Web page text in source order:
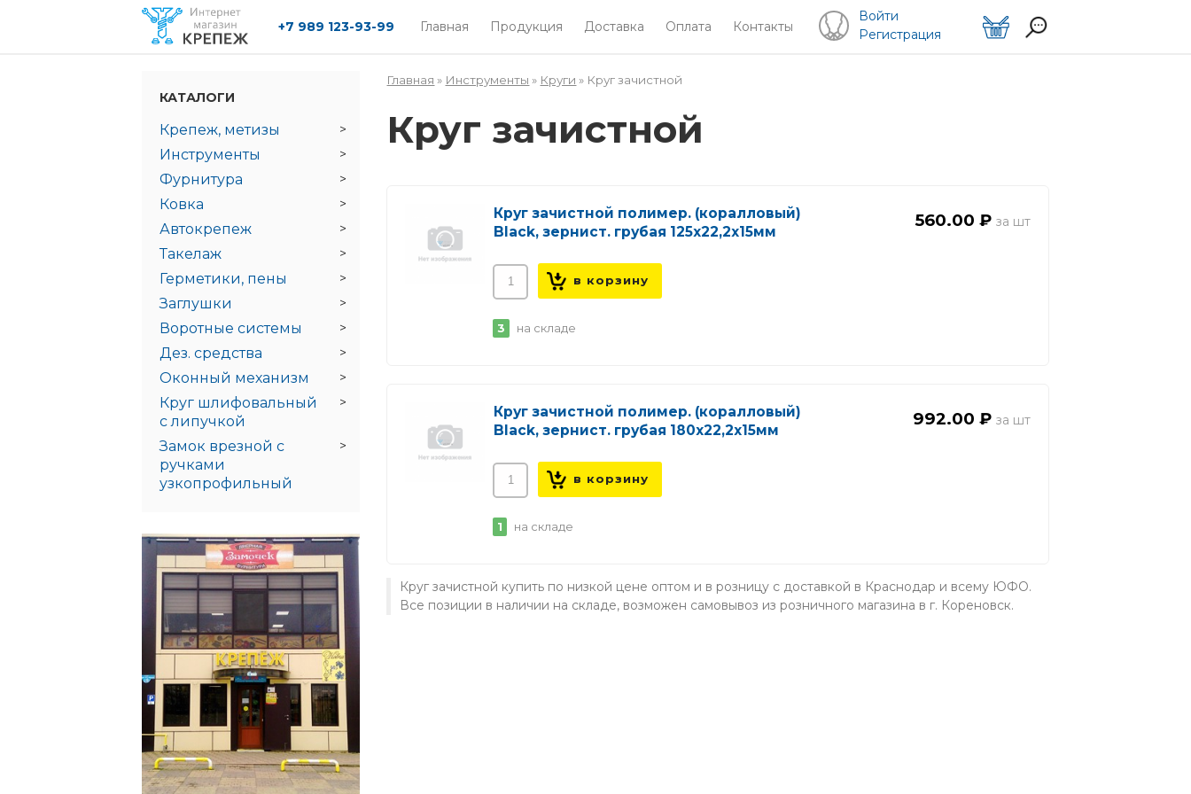
Главная Продукция Доставка Оплата Контакты
+7 989 123-93-99
Войти
Регистрация
Вы здесь
Главная » Инструменты » Круги » Круг зачистной
Круг зачистной
Круг зачистной полимер. (коралловый)
Black, зернист. грубая 125х22,2х15мм
560.00 ₽
3 на складе
Круг зачистной полимер. (коралловый)
Black, зернист. грубая 180х22,2х15мм
992.00 ₽
1 на складе
Круг зачистной купить по низкой цене оптом и в розницу с доставкой в Краснодар и всему ЮФО.
Все позиции в наличии на складе, возможен самовывоз из розничного магазина в г. Кореновск.
КАТАЛОГИ
Крепеж, метизы
Инструменты
Фурнитура
Ковка
Автокрепеж
Такелаж
Герметики, пены
Заглушки
Воротные системы
Дез. средства
Оконный механизм
Круг шлифовальный
с липучкой
Замок врезной с
ручками
узкопрофильный